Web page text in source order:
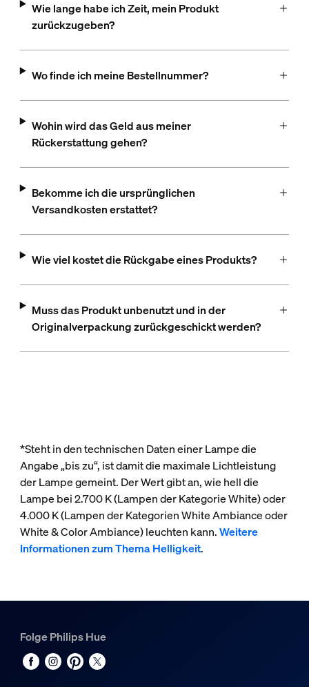
Wie lange habe ich Zeit, mein Produkt
zurückzugeben?
Wo finde ich meine Bestellnummer?
Wohin wird das Geld aus meiner
Rückerstattung gehen?
Bekomme ich die ursprünglichen
Versandkosten erstattet?
Wie viel kostet die Rückgabe eines Produkts?
Muss das Produkt unbenutzt und in der
Originalverpackung zurückgeschickt werden?
*Steht in den technischen Daten einer Lampe die
Angabe „bis zu“, ist damit die maximale Lichtleistung
der Lampe gemeint. Der Wert gibt an, wie hell die
Lampe bei 2.700 K (Lampen der Kategorie White) oder
4.000 K (Lampen der Kategorien White Ambiance oder
White & Color Ambiance) leuchten kann.Weitere
Informationen zum Thema Helligkeit.
Folge Philips Hue